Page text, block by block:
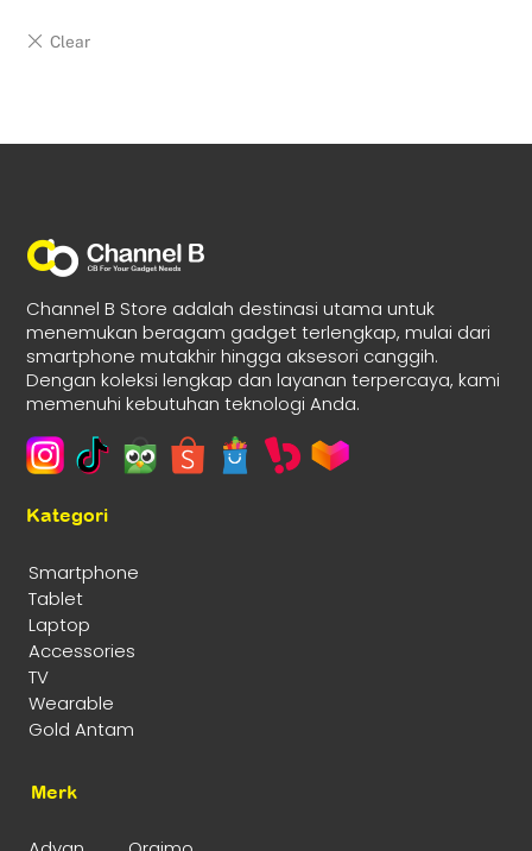
Channel B Store adalah destinasi utama untuk
menemukan beragam gadget terlengkap, mulai dari
smartphone mutakhir hingga aksesori canggih.
Dengan koleksi lengkap dan layanan terpercaya, kami
memenuhi kebutuhan teknologi Anda.
Kategori
Smartphone
Tablet
Laptop
Accessories
TV
Wearable
Gold Antam
Merk